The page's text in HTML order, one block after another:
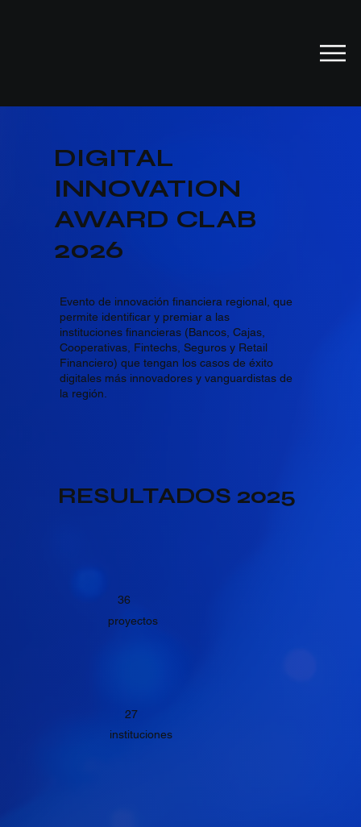
DIGITAL
INNOVATION
AWARD CLAB
2026
Evento de innovación financiera regional, que
permite identificar y premiar a las
instituciones financieras (Bancos, Cajas,
Cooperativas, Fintechs, Seguros y Retail
Financiero) que tengan los casos de éxito
digitales más innovadores y vanguardistas de
la región.
36
proyectos
RESULTADOS 2025
27
instituciones